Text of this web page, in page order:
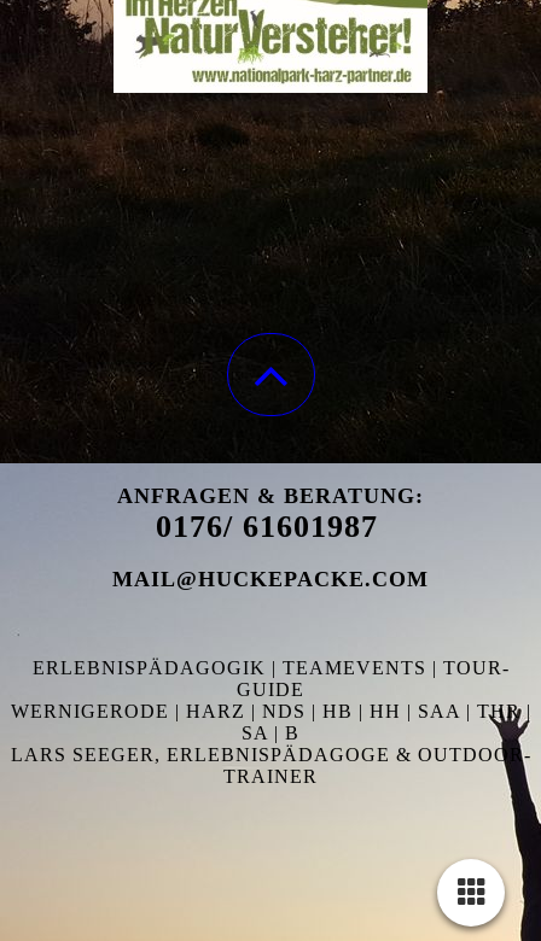
ANFRAGEN & BERATUNG:
0176/ 61601987
MAIL@HUCKEPACKE.COM
ERLEBNISPÄDAGOGIK | TEAMEVENTS | TOUR-
GUIDE
WERNIGERODE | HARZ | NDS | HB | HH | SAA | THR |
SA | B
LARS SEEGER, ERLEBNISPÄDAGOGE & OUTDOOR-
TRAINER